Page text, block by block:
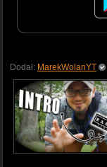
Dodał: MarekWolanYT